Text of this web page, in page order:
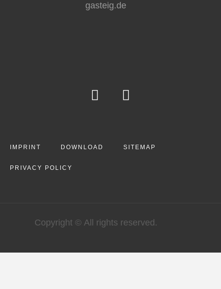
gasteig.de
IMPRINT DOWNLOAD SITEMAP
PRIVACY POLICY
Copyright © All rights reserved.